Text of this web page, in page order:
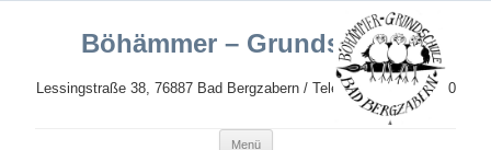
Böhämmer – Grundschule
Lessingstraße 38, 76887 Bad Bergzabern / Telefon: 06343 989620
Menü